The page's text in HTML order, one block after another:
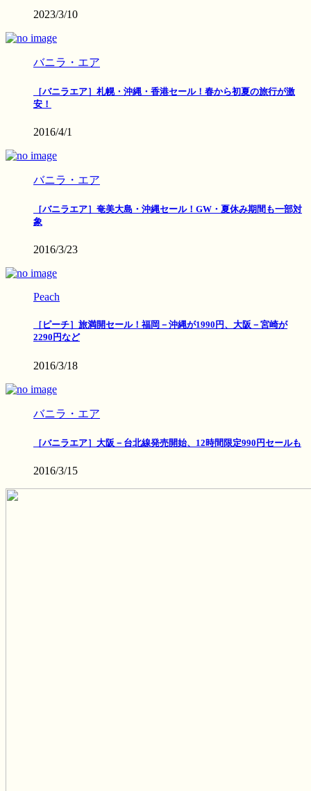
2023/3/10
バニラ・エア
［バニラエア］札幌・沖縄・香港セール！春から初夏の旅行が激
安！
2016/4/1
バニラ・エア
［バニラエア］奄美大島・沖縄セール！GW・夏休み期間も一部対
象
2016/3/23
Peach
［ピーチ］旅満開セール！福岡－沖縄が1990円、大阪－宮崎が
2290円など
2016/3/18
バニラ・エア
［バニラエア］大阪－台北線発売開始、12時間限定990円セールも
2016/3/15